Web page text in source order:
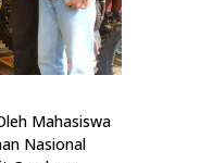
Mahasiswa
Nasional